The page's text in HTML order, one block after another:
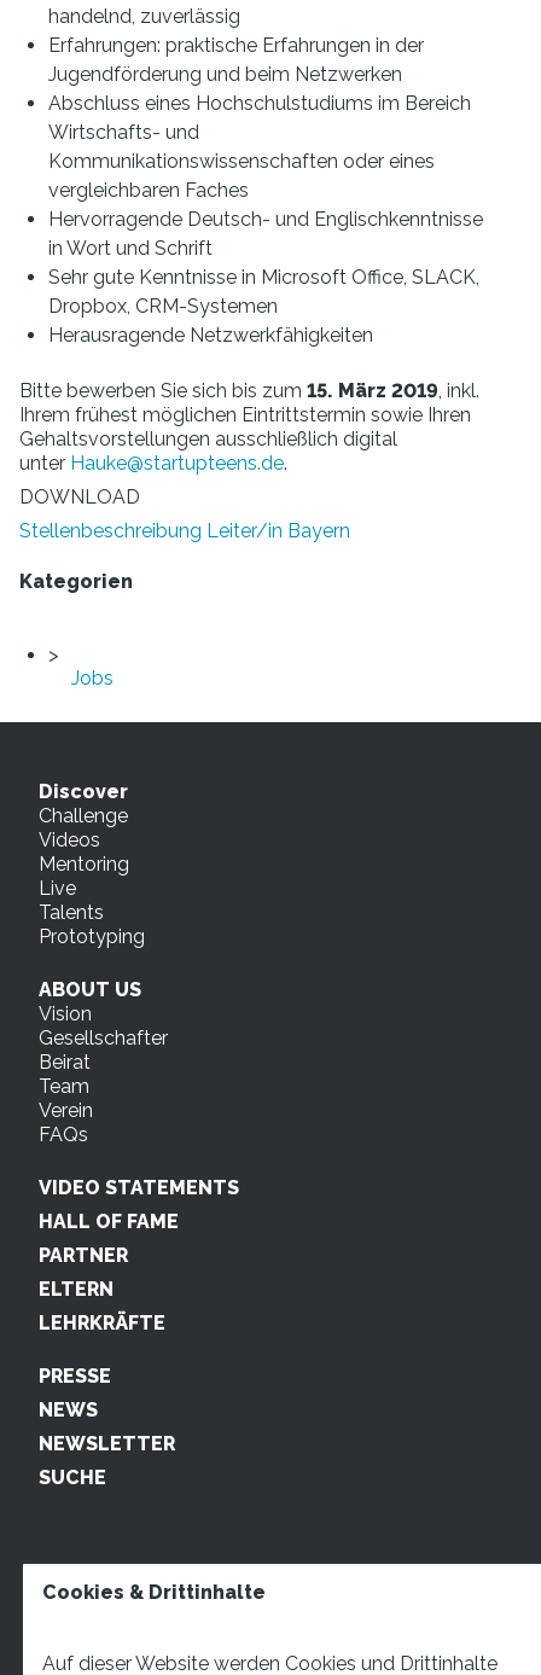
handelnd, zuverlässig
Erfahrungen: praktische Erfahrungen in der
Jugendförderung und beim Netzwerken
Abschluss eines Hochschulstudiums im Bereich
Wirtschafts- und
Kommunikationswissenschaften oder eines
vergleichbaren Faches
Hervorragende Deutsch- und Englischkenntnisse
in Wort und Schrift
Sehr gute Kenntnisse in Microsoft Office, SLACK,
Dropbox, CRM-Systemen
Herausragende Netzwerkfähigkeiten
Bitte bewerben Sie sich bis zum 15. März 2019 , inkl.
Ihrem frühest möglichen Eintrittstermin sowie Ihren
Gehaltsvorstellungen ausschließlich digital
unter Hauke@startupteens.de.
DOWNLOAD
Stellenbeschreibung Leiter/in Bayern
Kategorien
Jobs
Discover
Challenge
Videos
Mentoring
Live
Talents
Prototyping
ABOUT US
Vision
Gesellschafter
Beirat
Team
Verein
FAQs
VIDEO STATEMENTS
HALL OF FAME
PARTNER
ELTERN
LEHRKRÄFTE
PRESSE
NEWS
NEWSLETTER
SUCHE
Cookies & Drittinhalte
Auf dieser Website werden Cookies und Drittinhalte